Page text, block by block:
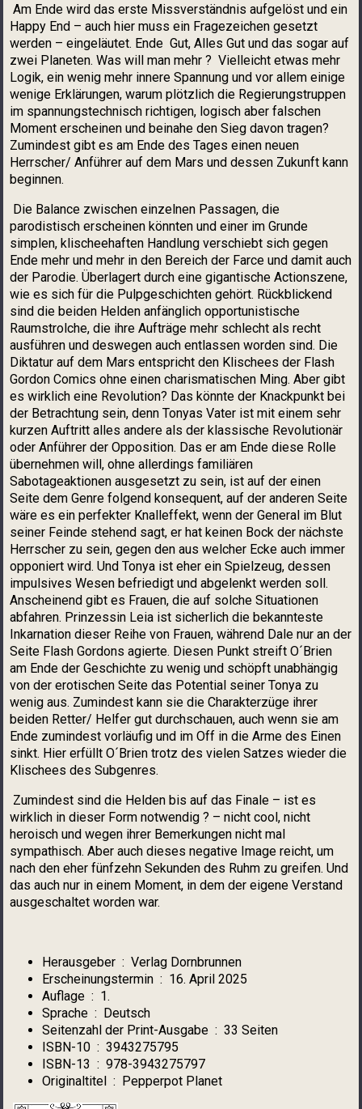
Am Ende wird das erste Missverständnis aufgelöst und ein
Happy End – auch hier muss ein Fragezeichen gesetzt
werden – eingeläutet. Ende Gut, Alles Gut und das sogar auf
zwei Planeten. Was will man mehr ? Vielleicht etwas mehr
Logik, ein wenig mehr innere Spannung und vor allem einige
wenige Erklärungen, warum plötzlich die Regierungstruppen
im spannungstechnisch richtigen, logisch aber falschen
Moment erscheinen und beinahe den Sieg davon tragen?
Zumindest gibt es am Ende des Tages einen neuen
Herrscher/ Anführer auf dem Mars und dessen Zukunft kann
beginnen.
Die Balance zwischen einzelnen Passagen, die
parodistisch erscheinen könnten und einer im Grunde
simplen, klischeehaften Handlung verschiebt sich gegen
Ende mehr und mehr in den Bereich der Farce und damit auch
der Parodie. Überlagert durch eine gigantische Actionszene,
wie es sich für die Pulpgeschichten gehört. Rückblickend
sind die beiden Helden anfänglich opportunistische
Raumstrolche, die ihre Aufträge mehr schlecht als recht
ausführen und deswegen auch entlassen worden sind. Die
Diktatur auf dem Mars entspricht den Klischees der Flash
Gordon Comics ohne einen charismatischen Ming. Aber gibt
es wirklich eine Revolution? Das könnte der Knackpunkt bei
der Betrachtung sein, denn Tonyas Vater ist mit einem sehr
kurzen Auftritt alles andere als der klassische Revolutionär
oder Anführer der Opposition. Das er am Ende diese Rolle
übernehmen will, ohne allerdings familiären
Sabotageaktionen ausgesetzt zu sein, ist auf der einen
Seite dem Genre folgend konsequent, auf der anderen Seite
wäre es ein perfekter Knalleffekt, wenn der General im Blut
seiner Feinde stehend sagt, er hat keinen Bock der nächste
Herrscher zu sein, gegen den aus welcher Ecke auch immer
opponiert wird. Und Tonya ist eher ein Spielzeug, dessen
impulsives Wesen befriedigt und abgelenkt werden soll.
Anscheinend gibt es Frauen, die auf solche Situationen
abfahren. Prinzessin Leia ist sicherlich die bekannteste
Inkarnation dieser Reihe von Frauen, während Dale nur an der
Seite Flash Gordons agierte. Diesen Punkt streift O´Brien
am Ende der Geschichte zu wenig und schöpft unabhängig
von der erotischen Seite das Potential seiner Tonya zu
wenig aus. Zumindest kann sie die Charakterzüge ihrer
beiden Retter/ Helfer gut durchschauen, auch wenn sie am
Ende zumindest vorläufig und im Off in die Arme des Einen
sinkt. Hier erfüllt O´Brien trotz des vielen Satzes wieder die
Klischees des Subgenres.
Zumindest sind die Helden bis auf das Finale – ist es
wirklich in dieser Form notwendig ? – nicht cool, nicht
heroisch und wegen ihrer Bemerkungen nicht mal
sympathisch. Aber auch dieses negative Image reicht, um
nach den eher fünfzehn Sekunden des Ruhm zu greifen. Und
das auch nur in einem Moment, in dem der eigene Verstand
ausgeschaltet worden war.
Herausgeber ‏ : ‎ Verlag Dornbrunnen
Erscheinungstermin ‏ : ‎ 16. April 2025
Auflage ‏ : ‎ 1.
Sprache ‏ : ‎ Deutsch
Seitenzahl der Print-Ausgabe ‏ : ‎ 33 Seiten
ISBN-10 ‏ : ‎ 3943275795
ISBN-13 ‏ : ‎ 978-3943275797
Originaltitel ‏ : ‎ Pepperpot Planet